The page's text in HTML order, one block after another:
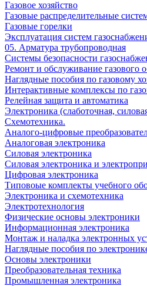
Газовое хозяйство
Газовые распределительные
Газовые горелки
Эксплуатация систем
05. Арматура трубопроводная
Системы безопасности
Ремонт и обслуживание газового
Наглядные пособия по газовому
Интерактивные комплексы по
Релейная защита и автоматика
Электроника (слаботочная,
Схемотехника.
Аналого-цифровые
Аналоговая электроника
Cиловая электроника
Cиловая электроника и
Цифровая электроника
Типовоые комплекты учебного
Электроника и схемотехника
Электротехнология
Физические основы электроники
Информационная электроника
Монтаж и наладка электронных
Наглядные пособия по
Основы электроники
Преобразовательная техника
Промышленная электроника